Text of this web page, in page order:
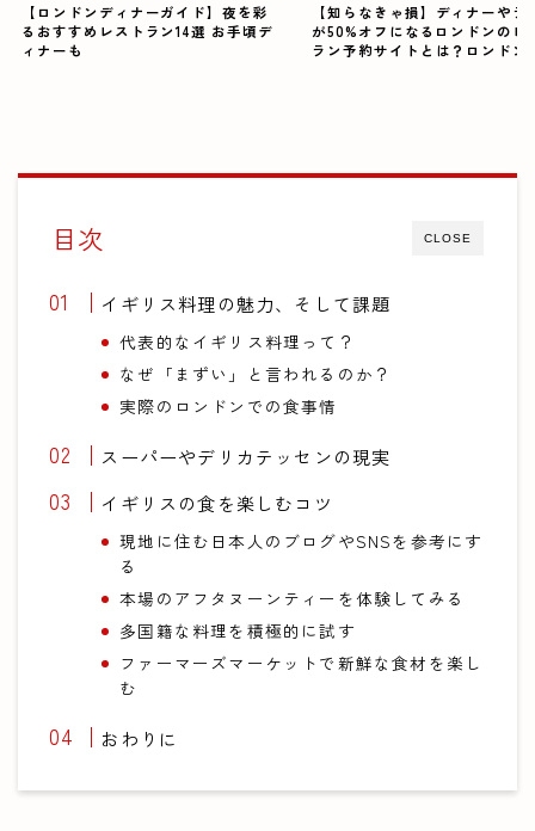
【ロンドンディナーガイド】夜を彩
るおすすめレストラン14選 お手頃デ
ィナーも
【知らなきゃ損】ディナーやラ
が50%オフになるロンドンのレ
ラン予約サイトとは？ロンドン
CLOSE
目次
イギリス料理の魅力、そして課題
代表的なイギリス料理って？
なぜ「まずい」と言われるのか？
実際のロンドンでの食事情
スーパーやデリカテッセンの現実
イギリスの食を楽しむコツ
現地に住む日本人のブログやSNSを参考にす
る
本場のアフタヌーンティーを体験してみる
多国籍な料理を積極的に試す
ファーマーズマーケットで新鮮な食材を楽し
む
おわりに